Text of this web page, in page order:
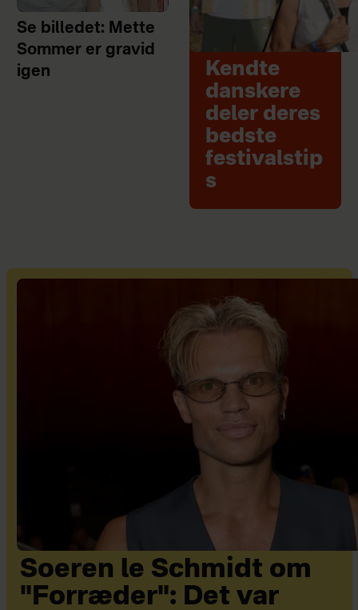
Se billedet: Mette
Sommer er gravid
igen
Kendte
danskere
deler deres
bedste
festivalstip
s
Soeren le Schmidt om
"Forræder": Det var